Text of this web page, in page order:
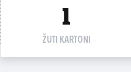
1
ŽUTI KARTONI